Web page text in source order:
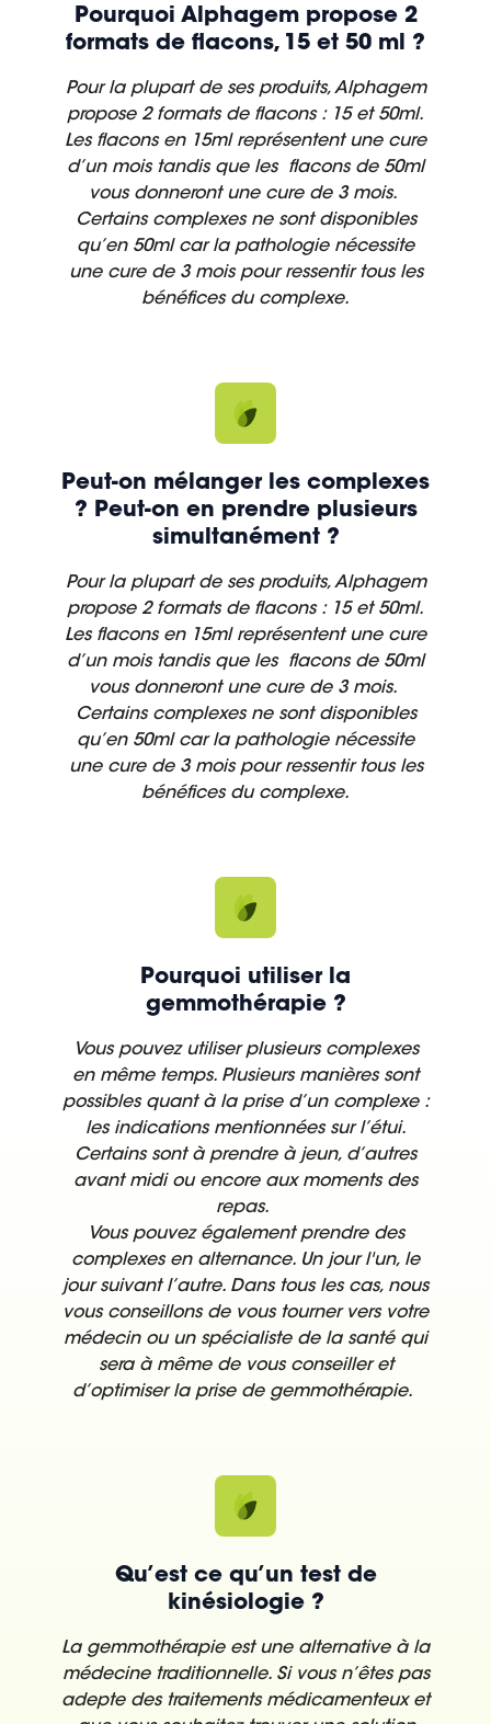
Pourquoi Alphagem propose 2
formats de flacons, 15 et 50 ml ?
Pour la plupart de ses produits, Alphagem
propose 2 formats de flacons : 15 et 50ml.
Les flacons en 15ml représentent une cure
d’un mois tandis que les flacons de 50ml
vous donneront une cure de 3 mois.
Certains complexes ne sont disponibles
qu’en 50ml car la pathologie nécessite
une cure de 3 mois pour ressentir tous les
bénéfices du complexe.
Peut-on mélanger les complexes
? Peut-on en prendre plusieurs
simultanément ?
Pour la plupart de ses produits, Alphagem
propose 2 formats de flacons : 15 et 50ml.
Les flacons en 15ml représentent une cure
d’un mois tandis que les flacons de 50ml
vous donneront une cure de 3 mois.
Certains complexes ne sont disponibles
qu’en 50ml car la pathologie nécessite
une cure de 3 mois pour ressentir tous les
bénéfices du complexe.
Pourquoi utiliser la
gemmothérapie ?
Vous pouvez utiliser plusieurs complexes
en même temps. Plusieurs manières sont
possibles quant à la prise d’un complexe :
les indications mentionnées sur l’étui.
Certains sont à prendre à jeun, d’autres
avant midi ou encore aux moments des
repas.
Vous pouvez également prendre des
complexes en alternance. Un jour l'un, le
jour suivant l’autre. Dans tous les cas, nous
vous conseillons de vous tourner vers votre
médecin ou un spécialiste de la santé qui
sera à même de vous conseiller et
d’optimiser la prise de gemmothérapie.
Qu’est ce qu’un test de
kinésiologie ?
La gemmothérapie est une alternative à la
médecine traditionnelle. Si vous n’êtes pas
adepte des traitements médicamenteux et